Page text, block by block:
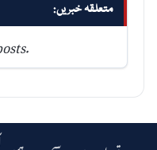
متعلقہ خبریں: